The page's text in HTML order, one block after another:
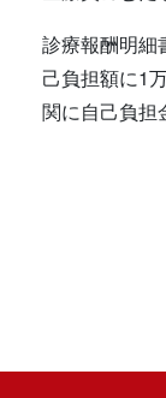
診療報酬明細
己負担額に1
関に自己負担